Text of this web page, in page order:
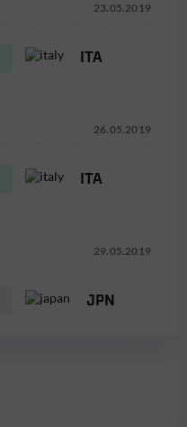
23.05.2019
ITA
26.05.2019
ITA
29.05.2019
JPN